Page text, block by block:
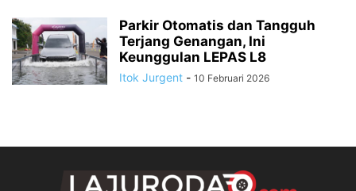
Parkir Otomatis dan Tangguh
Terjang Genangan, Ini
Keunggulan LEPAS L8
Itok Jurgent - 10 Februari 2026